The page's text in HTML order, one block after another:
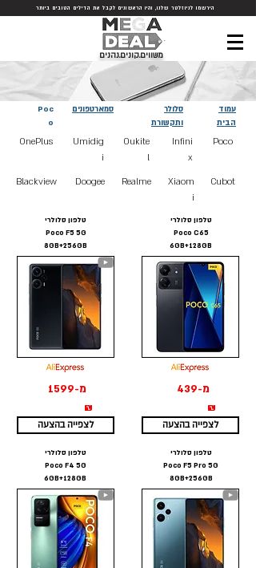
הירשמו לניוזלטר שלנו, והיו הראשונים לקבל את הדילים הטובים ביותר
משווים.קונים.נהנים
Poc
o
סמארטפונים
סלולר
ותקשורת
עמוד
הבית
OnePlus
Blackview
Umidig
i
Doogee
Oukite
l
Realme
Infini
x
Xiaom
i
Poco
Cubot
טלפון סלולרי
Poco F5 5G
8GB+256GB
מ-1599
₪
לצפייה בהצעה
טלפון סלולרי
Poco F4 5G
6GB+128GB
טלפון סלולרי
Poco C65
6GB+128GB
מ-439
₪
לצפייה בהצעה
טלפון סלולרי
Poco F5 Pro 5G
8GB+256GB